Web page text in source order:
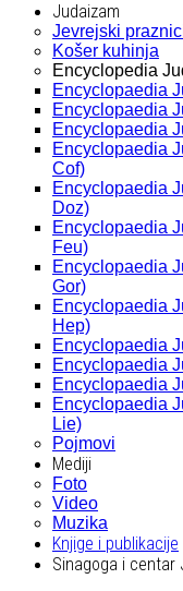
Judaizam
Jevrejski
Košer kuhinja
Encyclopedia
Encyclopaedia
Encyclopaedia
Encyclopaedia
Encyclopaedia
Cof)
Encyclopaedia
Doz)
Encyclopaedia
Feu)
Encyclopaedia
Gor)
Encyclopaedia
Hep)
Encyclopaedia
Encyclopaedia
Encyclopaedia
Encyclopaedia
Lie)
Pojmovi
Mediji
Foto
Video
Muzika
Knjige i publikacije
Sinagoga i centar